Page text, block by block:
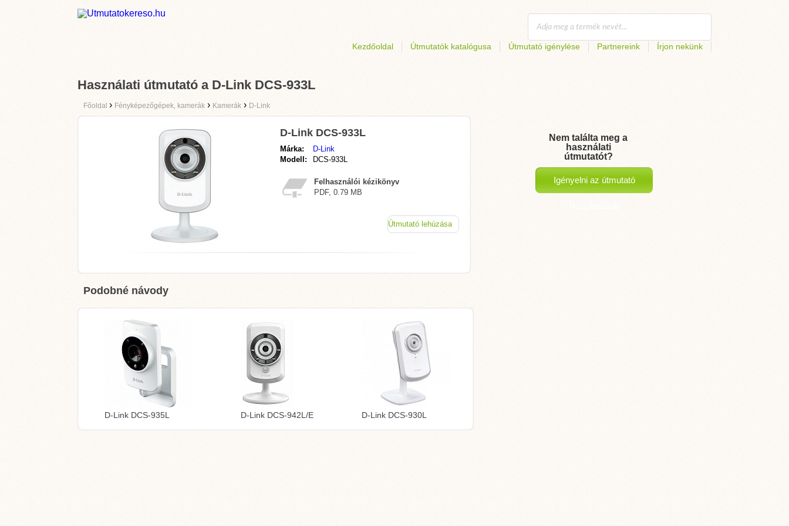
Kezdőoldal Útmutatók katalógusa Útmutató igénylése Partnereink Írjon nekünk
Használati útmutató a D-Link DCS-933L
Főoldal › Fényképezőgépek, kamerák › Kamerák › D-Link
D-Link DCS-933L
Márka:
D-Link
Modell:
DCS-933L
Felhasználói kézikönyv
PDF, 0.79 MB
Útmutató lehúzása
Podobné návody
D-Link DCS-935L D-Link DCS-942L/E D-Link DCS-930L
Nem találta meg a
használati
útmutatót?
Igényelni az útmutató